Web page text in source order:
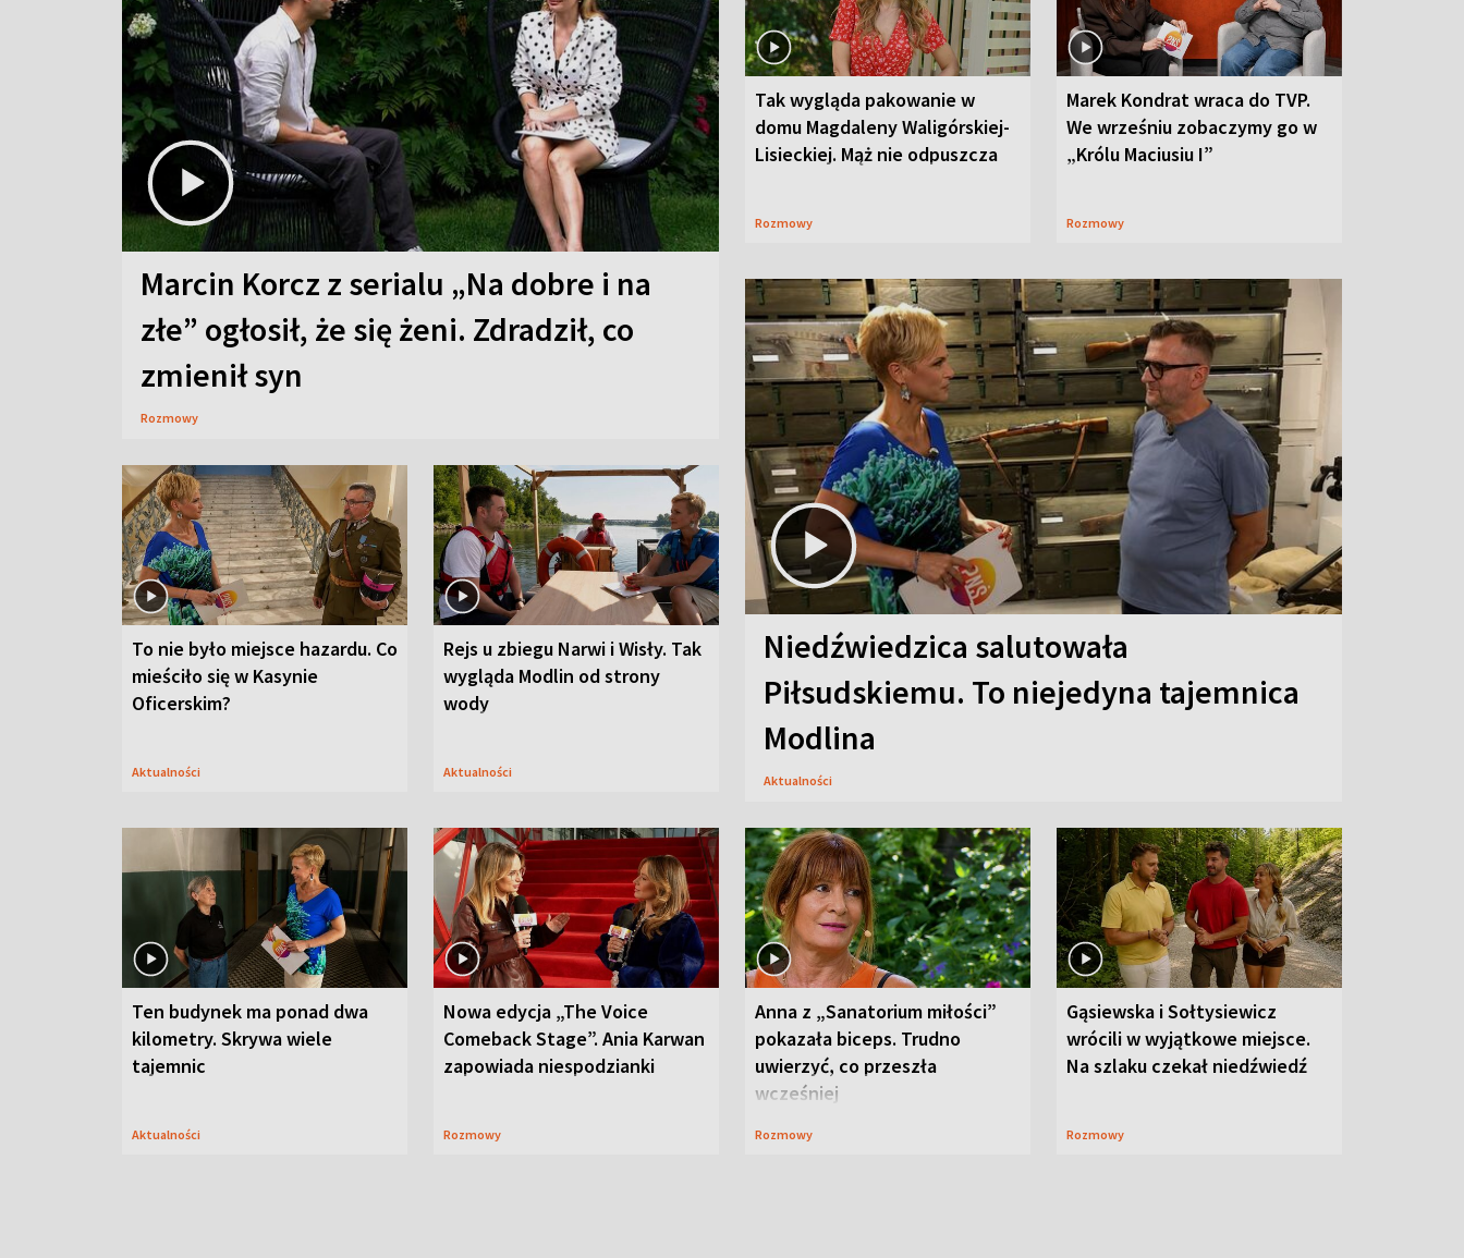
Marcin Korcz z serialu „Na dobre i na
złe” ogłosił, że się żeni. Zdradził, co
zmienił syn
Rozmowy
Tak wygląda pakowanie w
domu Magdaleny Waligórskiej-
Lisieckiej. Mąż nie odpuszcza
Rozmowy
Marek Kondrat wraca do TVP.
We wrześniu zobaczymy go w
„Królu Maciusiu I”
Rozmowy
To nie było miejsce hazardu. Co
mieściło się w Kasynie
Oficerskim?
Aktualności
Rejs u zbiegu Narwi i Wisły. Tak
wygląda Modlin od strony
wody
Aktualności
Niedźwiedzica salutowała
Piłsudskiemu. To niejedyna tajemnica
Modlina
Aktualności
Ten budynek ma ponad dwa
kilometry. Skrywa wiele
tajemnic
Aktualności
Nowa edycja „The Voice
Comeback Stage”. Ania Karwan
zapowiada niespodzianki
Rozmowy
Anna z „Sanatorium miłości”
pokazała biceps. Trudno
uwierzyć, co przeszła
wcześniej
Rozmowy
Gąsiewska i Sołtysiewicz
wrócili w wyjątkowe miejsce.
Na szlaku czekał niedźwiedź
Rozmowy